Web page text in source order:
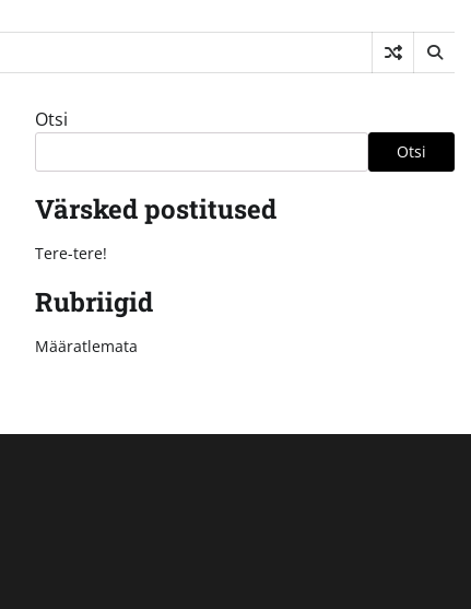
Otsi
Otsi
Värsked postitused
Tere-tere!
Rubriigid
Määratlemata